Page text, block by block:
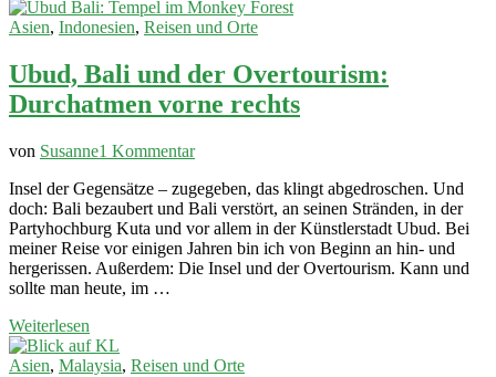
Handleser
war
Asien, Indonesien, Reisen und Orte
Ubud, Bali und der Overtourism:
Durchatmen vorne rechts
von Susanne1 Kommentarzu
Bali
und
der
Overtourism:
Durchatmen
Insel der Gegensätze – zugegeben, das klingt abgedroschen. Und
doch: Bali bezaubert und Bali verstört, an seinen Stränden, in der
Partyhochburg Kuta und vor allem in der Künstlerstadt Ubud. Bei
meiner Reise vor einigen Jahren bin ich von Beginn an hin- und
hergerissen. Außerdem: Die Insel und der Overtourism. Kann und
sollte man heute, im …
Weiterlesen
Asien, Malaysia, Reisen und Orte